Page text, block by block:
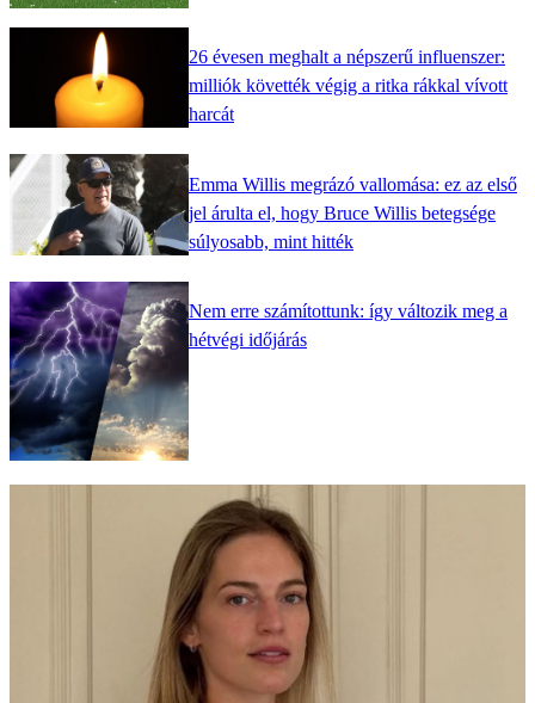
26 évesen meghalt a népszerű influenszer:
milliók követték végig a ritka rákkal vívott
harcát
Emma Willis megrázó vallomása: ez az első
jel árulta el, hogy Bruce Willis betegsége
súlyosabb, mint hitték
Nem erre számítottunk: így változik meg a
hétvégi időjárás